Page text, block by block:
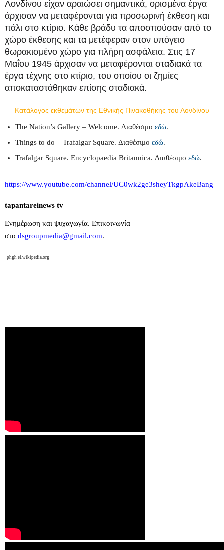
Λονδίνου είχαν αραιώσει σημαντικά, ορισμένα έργα
άρχισαν να μεταφέρονται για προσωρινή έκθεση και
πάλι στο κτίριο. Κάθε βράδυ τα αποσπούσαν από το
χώρο έκθεσης και τα μετέφεραν στον υπόγειο
θωρακισμένο χώρο για πλήρη ασφάλεια. Στις 17
Μαΐου 1945 άρχισαν να μεταφέρονται σταδιακά τα
έργα τέχνης στο κτίριο, του οποίου οι ζημίες
αποκαταστάθηκαν επίσης σταδιακά.
Κατάλογος εκθεμάτων της Εθνικής Πινακοθήκης του Λονδίνου
The Nation’s Gallery – Welcome. Διαθέσιμο εδώ.
Things to do – Trafalgar Square. Διαθέσιμο εδώ.
Trafalgar Square. Encyclopaedia Britannica. Διαθέσιμο εδώ.
https://www.youtube.com/channel/UC0wk2ge3sheyTkgpAkeBang
tapantareinews tv
Ενημέρωση και ψυχαγωγία. Επικοινωνία
στο dsgroupmedia@gmail.com.
phgh el.wikipedia.org